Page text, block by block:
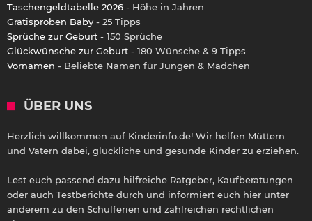
Taschengeldtabelle 2026 - Höhe in Jahren
Gratisproben Baby - 25 Tipps
Sprüche zur Geburt - 150 Sprüche
Glückwünsche zur Geburt - 180 Wünsche & 9 Tipps
Vornamen - Beliebte Namen für Jungen & Mädchen
ÜBER UNS
Herzlich willkommen auf Kinderinfo.de! Wir helfen Müttern
und Vätern dabei, glückliche und gesunde Kinder zu erziehen.
Lest euch passend dazu hilfreiche Ratgeber, Kaufberatungen
oder auch Testberichte durch und informiert euch hier unter
anderem zu den Schulferien und zahlreichen rechtlichen